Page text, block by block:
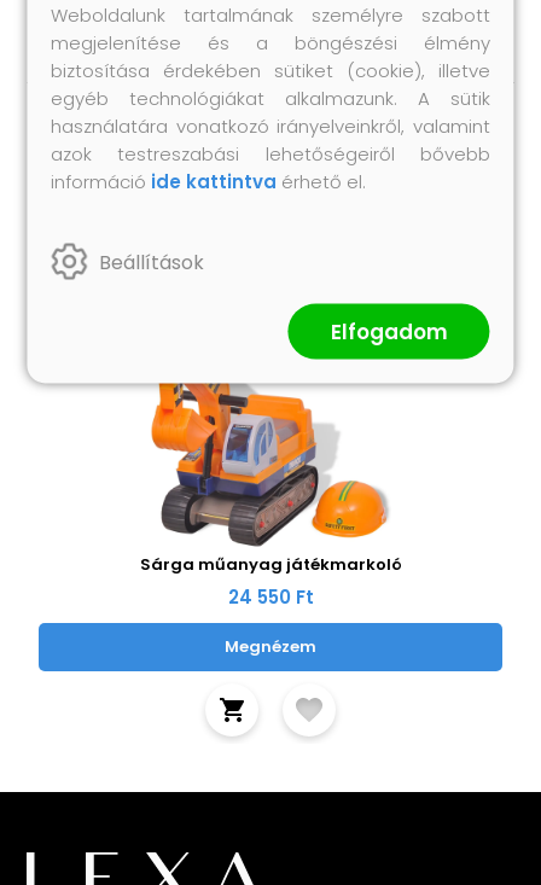
Hasonló termékek
Sárga műanyag játékmarkoló
24 550 Ft
Megnézem
Weboldalunk tartalmának személyre szabott
megjelenítése és a böngészési élmény
biztosítása érdekében sütiket (cookie), illetve
egyéb technológiákat alkalmazunk. A sütik
használatára vonatkozó irányelveinkről, valamint
azok testreszabási lehetőségeiről bővebb
információ ide kattintva érhető el.
Beállítások
Elfogadom